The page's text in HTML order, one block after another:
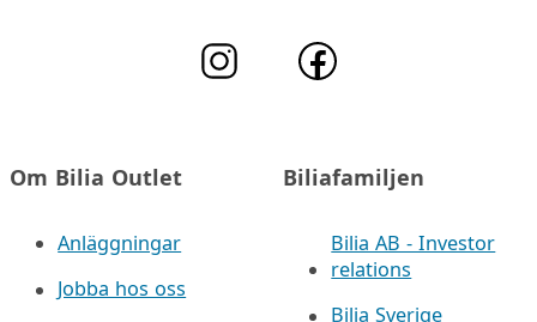
Om Bilia Outlet
Anläggningar
Jobba hos oss
Biliafamiljen
Bilia AB - Investor
relations
Bilia Sverige